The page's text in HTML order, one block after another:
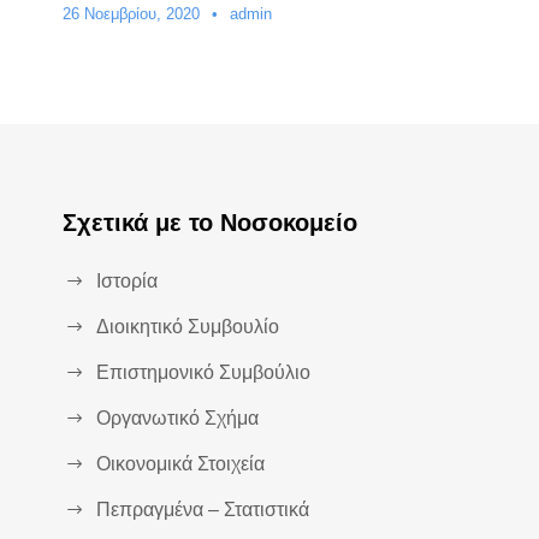
26 Νοεμβρίου, 2020 • admin
Σχετικά με το Νοσοκομείο
Ιστορία
Διοικητικό Συμβουλίο
Επιστημονικό Συμβούλιο
Οργανωτικό Σχήμα
Οικονομικά Στοιχεία
Πεπραγμένα – Στατιστικά